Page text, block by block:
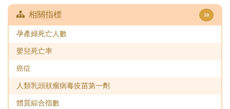
2007
2008
2009
相關指標 10
孕產婦死亡人數
嬰兒死亡率
癌症
人類乳頭狀瘤病毒疫苗第一劑
體質綜合指數